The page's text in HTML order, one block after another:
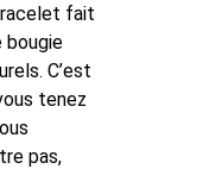
fait
bougie
C’est
tenez
pas,